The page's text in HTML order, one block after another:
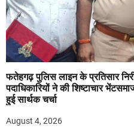
फतेहगढ़ पुलिस लाइन के प्रतिसार
पदाधिकारियों ने की शिष्टाचार
हुई सार्थक चर्चा
August 4, 2026